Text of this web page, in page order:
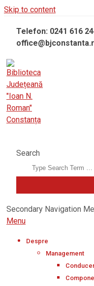
Skip to content
Telefon: 0241 616
Search
Secondary Navigation
Menu
Despre
Management